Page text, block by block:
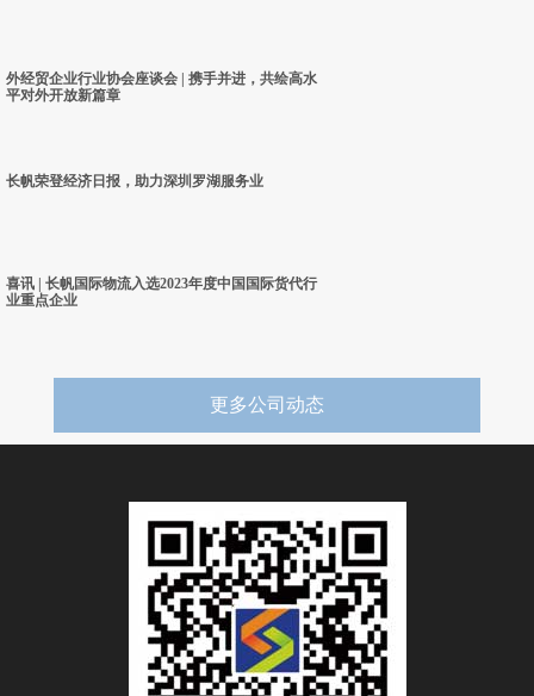
外经贸企业行业协会座谈会 | 携手并进，共绘高水
平对外开放新篇章
长帆荣登经济日报，助力深圳罗湖服务业
喜讯 | 长帆国际物流入选2023年度中国国际货代行
业重点企业
更多公司动态